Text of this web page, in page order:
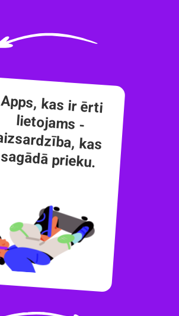
Apps, kas ir ērti
lietojams -
aizsardzība, kas
sagādā prieku.